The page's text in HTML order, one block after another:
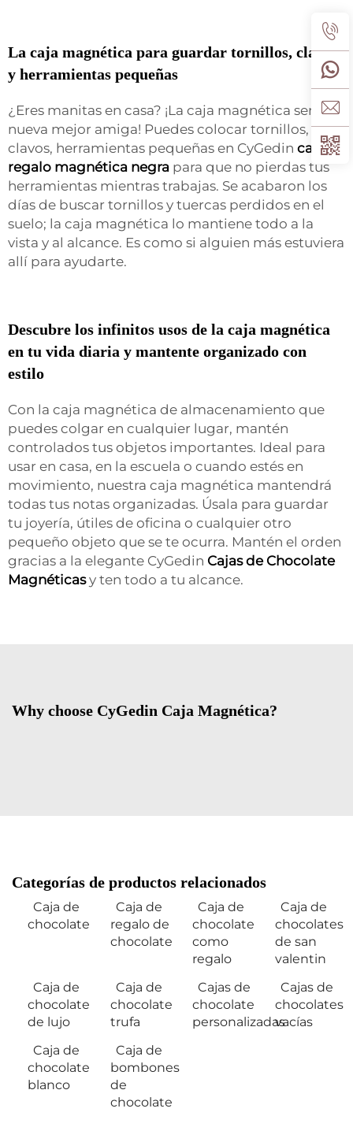
La caja magnética para guardar tornillos, clavos
y herramientas pequeñas
¿Eres manitas en casa? ¡La caja magnética será tu
nueva mejor amiga! Puedes colocar tornillos,
clavos, herramientas pequeñas en CyGedin caja de
regalo magnética negra para que no pierdas tus
herramientas mientras trabajas. Se acabaron los
días de buscar tornillos y tuercas perdidos en el
suelo; la caja magnética lo mantiene todo a la
vista y al alcance. Es como si alguien más estuviera
allí para ayudarte.
Descubre los infinitos usos de la caja magnética
en tu vida diaria y mantente organizado con
estilo
Con la caja magnética de almacenamiento que
puedes colgar en cualquier lugar, mantén
controlados tus objetos importantes. Ideal para
usar en casa, en la escuela o cuando estés en
movimiento, nuestra caja magnética mantendrá
todas tus notas organizadas. Úsala para guardar
tu joyería, útiles de oficina o cualquier otro
pequeño objeto que se te ocurra. Mantén el orden
gracias a la elegante CyGedin Cajas de Chocolate
Magnéticasy ten todo a tu alcance.
Why choose CyGedin Caja Magnética?
Categorías de productos relacionados
Caja de
chocolate
Caja de
regalo de
chocolate
Caja de
chocolate
como
regalo
Caja de
chocolates
de san
valentin
Caja de
chocolate
de lujo
Caja de
chocolate
trufa
Cajas de
chocolate
personalizadas
Cajas de
chocolates
vacías
Caja de
chocolate
blanco
Caja de
bombones
de
chocolate